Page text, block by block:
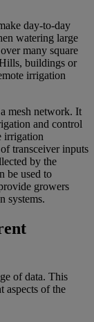
day-to-day
watering large
many square
buildings or
irrigation
mesh network. It
and control
irrigation
transceiver inputs
by the
be used to
growers
systems.
of data. This
aspects of the